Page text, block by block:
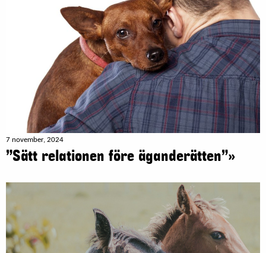
7 november, 2024
”Sätt relationen före äganderätten”»